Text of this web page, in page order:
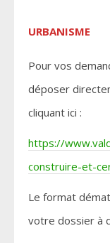
URBANISME
Pour vos
déposer
cliquant ici :
https://
construire-et-
Le format
votre dossier à